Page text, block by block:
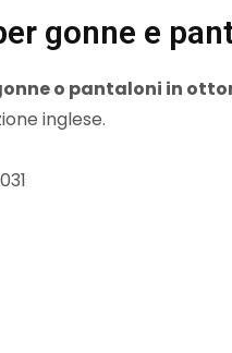
gonne e
o pantaloni in
inglese.